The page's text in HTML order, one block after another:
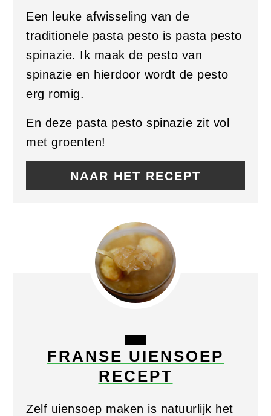
Een leuke afwisseling van de
traditionele pasta pesto is pasta pesto
spinazie. Ik maak de pesto van
spinazie en hierdoor wordt de pesto
erg romig.
En deze pasta pesto spinazie zit vol
met groenten!
NAAR HET RECEPT
CREATE
PINTEREST
PIN
FRANSE UIENSOEP
RECEPT
Zelf uiensoep maken is natuurlijk het